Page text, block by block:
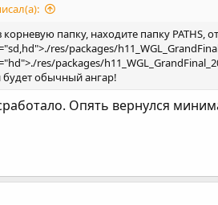
корневую папку, находите папку PATHS,
res/packages/
res/packages/
будет обычный ангар!
Опять вернулся